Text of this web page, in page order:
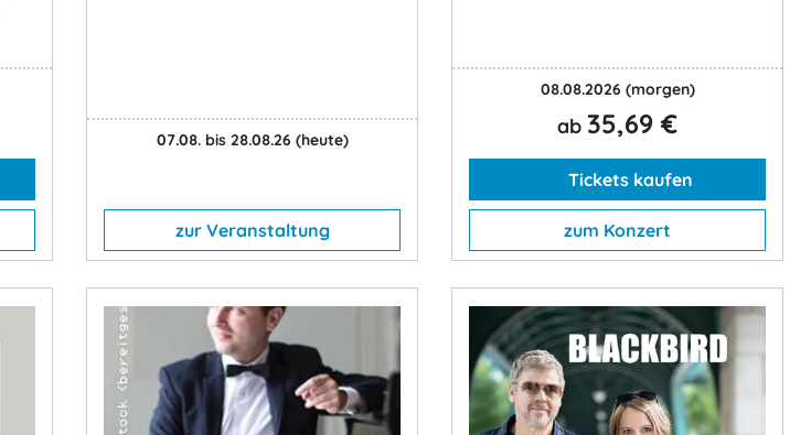
07.08. bis 28.08.26 (heute)
zur Veranstaltung
08.08.2026 (morgen)
ab 35,69 €
Tickets kaufen
zum Konzert